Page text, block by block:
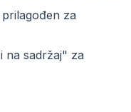
za
na sadržaj" za